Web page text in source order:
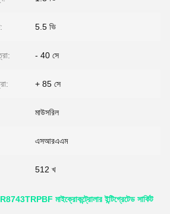
5.5 ভি
- 40 সে
+ 85 সে
মাউসরিল
এসআরএএম
512 খ
মাইক্রোকন্ট্রোলার ইন্টিগ্রেটেড সার্কিট